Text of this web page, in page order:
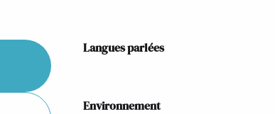
Langues parlées
Langues parlées
Environnement
Environnement